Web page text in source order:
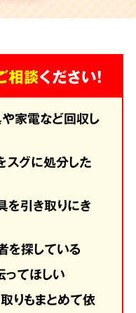
相談ください！
家電など回収し
スグに処分した
を引き取りにき
を探している
てほしい
りもまとめて依